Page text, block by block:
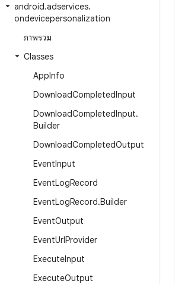
android.adservices.
ondevicepersonalization
ภาพรวม
Classes
AppInfo
DownloadCompletedInput
DownloadCompletedInput.
Builder
DownloadCompletedOutput
EventInput
EventLogRecord
EventLogRecord.Builder
EventOutput
EventUrlProvider
ExecuteInput
ExecuteOutput